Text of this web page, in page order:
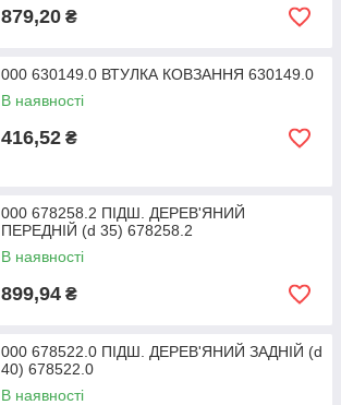
879,20 ₴
000 630149.0 ВТУЛКА КОВЗАННЯ 630149.0
В наявності
416,52 ₴
000 678258.2 ПІДШ. ДЕРЕВ'ЯНИЙ
ПЕРЕДНІЙ (d 35) 678258.2
В наявності
899,94 ₴
000 678522.0 ПІДШ. ДЕРЕВ'ЯНИЙ ЗАДНІЙ (d
40) 678522.0
В наявності